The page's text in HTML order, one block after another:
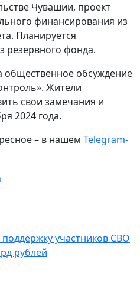
Чувашии, проект
финансирования из
Планируется
резервного фонда.
общественное обсуждение
Жители
свои замечания и
2024 года.
– в нашем Telegram-
участников СВО
рублей